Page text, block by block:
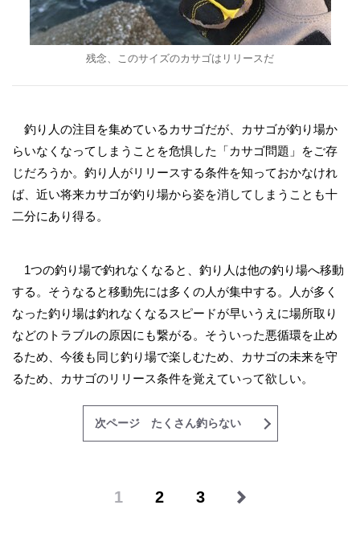
残念、このサイズのカサゴはリリースだ
釣り人の注目を集めているカサゴだが、カサゴが釣り場か
らいなくなってしまうことを危惧した「カサゴ問題」をご存
じだろうか。釣り人がリリースする条件を知っておかなけれ
ば、近い将来カサゴが釣り場から姿を消してしまうことも十
二分にあり得る。
1つの釣り場で釣れなくなると、釣り人は他の釣り場へ移動
する。そうなると移動先には多くの人が集中する。人が多く
なった釣り場は釣れなくなるスピードが早いうえに場所取り
などのトラブルの原因にも繋がる。そういった悪循環を止め
るため、今後も同じ釣り場で楽しむため、カサゴの未来を守
るため、カサゴのリリース条件を覚えていって欲しい。
次ページ たくさん釣らない
1 2 3